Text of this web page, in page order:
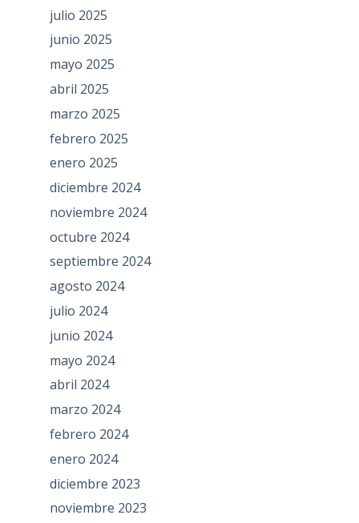
julio 2025
junio 2025
mayo 2025
abril 2025
marzo 2025
febrero 2025
enero 2025
diciembre 2024
noviembre 2024
octubre 2024
septiembre 2024
agosto 2024
julio 2024
junio 2024
mayo 2024
abril 2024
marzo 2024
febrero 2024
enero 2024
diciembre 2023
noviembre 2023